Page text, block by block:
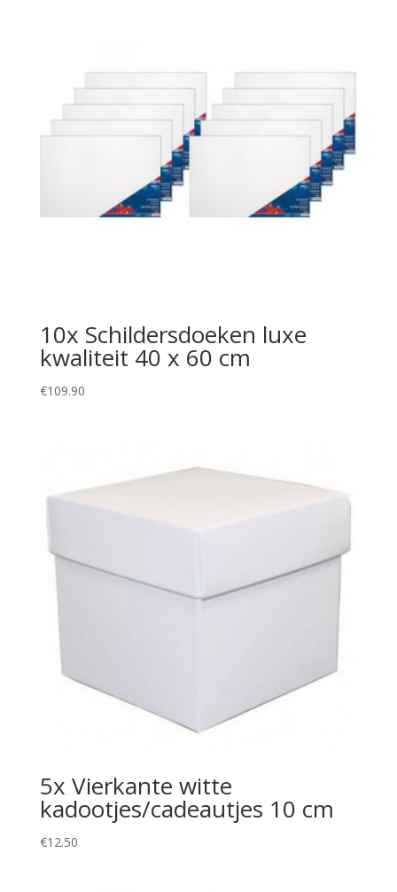
10x Schildersdoeken luxe
kwaliteit 40 x 60 cm
€109.90
5x Vierkante witte
kadootjes/cadeautjes 10 cm
€12.50